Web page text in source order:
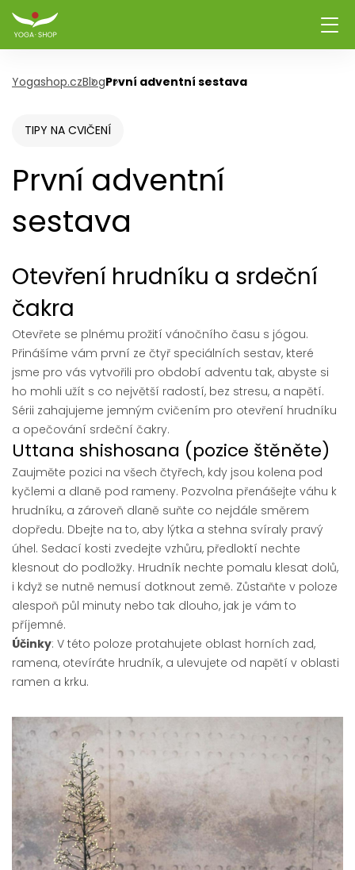
Yogashop.czBlogPrvní adventní sestava
TIPY NA CVIČENÍ
První adventní
sestava
Otevření hrudníku a srdeční
čakra
Otevřete se plnému prožití vánočního času s jógou.
Přinášíme vám první ze čtyř speciálních sestav, které
jsme pro vás vytvořili pro období adventu tak, abyste si
ho mohli užít s co největší radostí, bez stresu, a napětí.
Sérii zahajujeme jemným cvičením pro otevření hrudníku
a opečování srdeční čakry.
Uttana shishosana (pozice štěněte)
Zaujměte pozici na všech čtyřech, kdy jsou kolena pod
kyčlemi a dlaně pod rameny. Pozvolna přenášejte váhu k
hrudníku, a zároveň dlaně suňte co nejdále směrem
dopředu. Dbejte na to, aby lýtka a stehna svíraly pravý
úhel. Sedací kosti zvedejte vzhůru, předloktí nechte
klesnout do podložky. Hrudník nechte pomalu klesat dolů,
i když se nutně nemusí dotknout země. Zůstaňte v poloze
alespoň půl minuty nebo tak dlouho, jak je vám to
příjemné.
Účinky: V této poloze protahujete oblast horních zad,
ramena, otevíráte hrudník, a ulevujete od napětí v oblasti
ramen a krku.